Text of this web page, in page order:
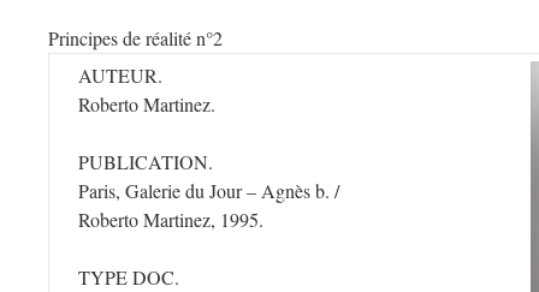
Principes de réalité n°2
AUTEUR.
Roberto Martinez.
PUBLICATION.
Paris, Galerie du Jour – Agnès b. /
Roberto Martinez, 1995.
TYPE DOC.